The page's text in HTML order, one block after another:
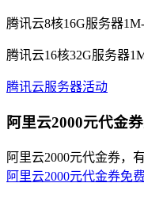
腾讯云8核16G服务器
腾讯云16核32G服务器
腾讯云服务器活动
阿里云2000元代金
阿里云2000元代金券，
阿里云2000元代金券免